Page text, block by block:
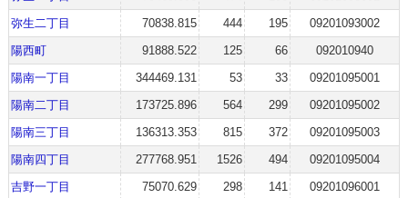
弥生二丁目
70838.815 444 195
09201093002
陽西町
91888.522 125 66
092010940
陽南一丁目
344469.131 53 33
09201095001
陽南二丁目
173725.896 564 299
09201095002
陽南三丁目
136313.353 815 372
09201095003
陽南四丁目
277768.951 1526 494
09201095004
吉野一丁目
75070.629 298 141 09201096001